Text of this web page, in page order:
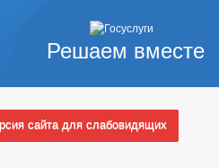
Решаем вместе
сайта для слабовидящих